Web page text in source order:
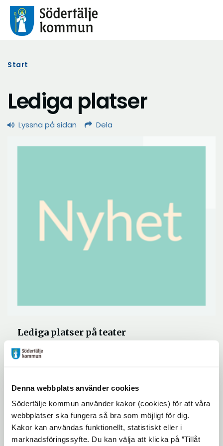
Denna webbplats använder cookies
Södertälje kommun använder kakor (cookies) för att våra
webbplatser ska fungera så bra som möjligt för dig.
Kakor kan användas funktionellt, statistiskt eller i
marknadsföringssyfte. Du kan välja att klicka på ”Tillåt
Start
Lediga platser
Lyssna på sidan Dela
Lediga platser på teater
Vi vill informera er om att vi har lediga
Tveka inte att kontakta oss om ni har några
frågor eller funderingar.